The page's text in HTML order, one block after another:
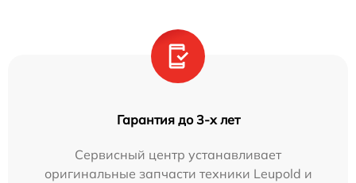
Гарантия до 3-х лет
Сервисный центр устанавливает
оригинальные запчасти техники Leupold и